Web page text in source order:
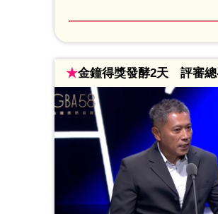
馬來西亞畫家Autumn.ying
透過繪筆讓外公見證得獎
★金鐘得獎發酵2天 評審總